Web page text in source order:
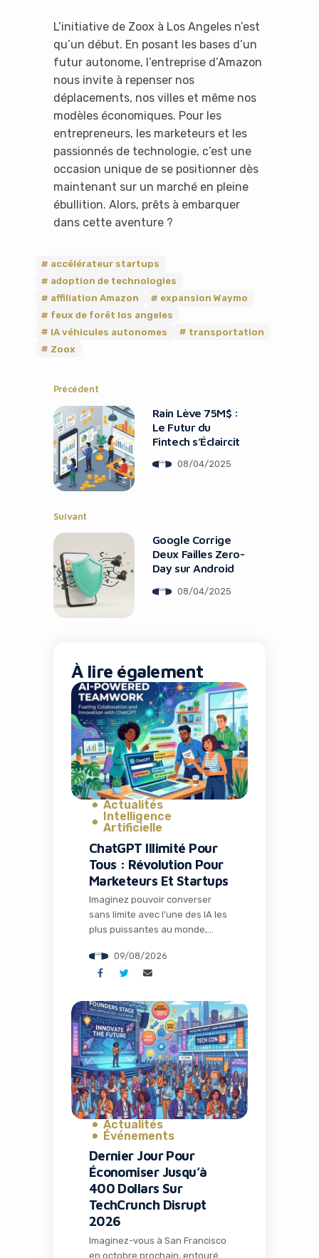
L’initiative de Zoox à Los Angeles n’est
qu’un début. En posant les bases d’un
futur autonome, l’entreprise d’Amazon
nous invite à repenser nos
déplacements, nos villes et même nos
modèles économiques. Pour les
entrepreneurs, les marketeurs et les
passionnés de technologie, c’est une
occasion unique de se positionner dès
maintenant sur un marché en pleine
ébullition. Alors, prêts à embarquer
dans cette aventure ?
accélérateur startups
adoption de technologies
affiliation Amazon
expansion Waymo
feux de forêt los angeles
IA véhicules autonomes
transportation
Zoox
Précédent
Rain Lève 75M$ :
Le Futur du
Fintech s’Éclaircit
08/04/2025
Suivant
Google Corrige
Deux Failles Zero-
Day sur Android
08/04/2025
À lire également
Actualités
Intelligence
Artificielle
ChatGPT Illimité Pour
Tous : Révolution Pour
Marketeurs Et Startups
Imaginez pouvoir converser
sans limite avec l’une des IA les
plus puissantes au monde,
désormais une réalité grâce à
la dernière annonce d’OpenAI
l’intelligence artificielle. Pour les
professionnels du marketing,
les entrepreneurs et les
équipes de startups, cette
évolution représente bien plus
qu’une simple mise à […]
09/08/2026
Actualités
Événements
Dernier Jour Pour
Économiser Jusqu’à
400 Dollars Sur
TechCrunch Disrupt
2026
Imaginez-vous à San Francisco
en octobre prochain, entouré